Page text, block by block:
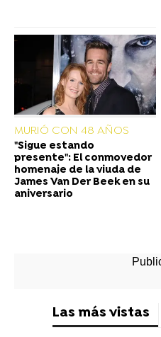
MURIÓ CON 48 AÑOS
"Sigue estando
presente": El conmovedor
homenaje de la viuda de
James Van Der Beek en su
aniversario
Las más vistas